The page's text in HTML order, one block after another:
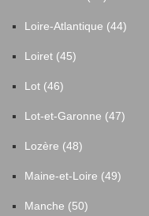
Loire-Atlantique (44)
Loiret (45)
Lot (46)
Lot-et-Garonne (47)
Lozère (48)
Maine-et-Loire (49)
Manche (50)